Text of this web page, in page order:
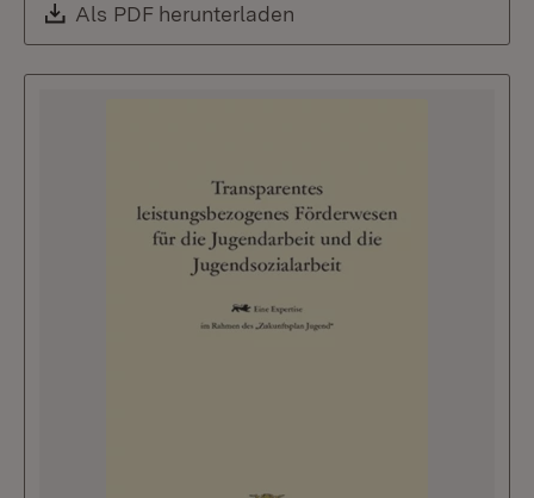
Download:
Als PDF herunterladen